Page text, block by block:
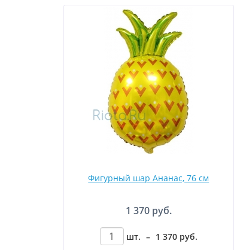
Фигурный шар Ананас, 76 см
1 370 руб.
шт. – 1 370 руб.